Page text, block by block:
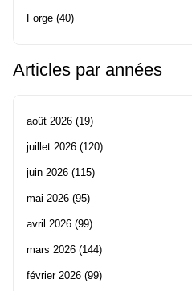
Forge (40)
Articles par années
août 2026 (19)
juillet 2026 (120)
juin 2026 (115)
mai 2026 (95)
avril 2026 (99)
mars 2026 (144)
février 2026 (99)